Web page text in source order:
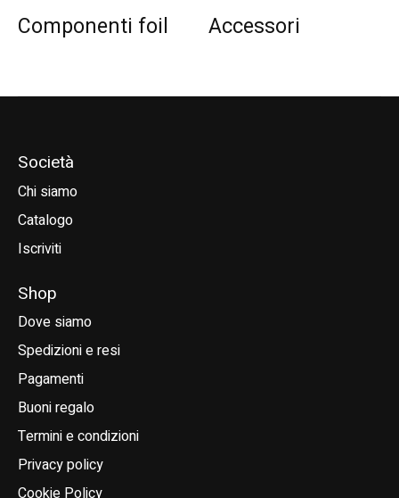
Componenti foil Accessori
Società
Chi siamo
Catalogo
Iscriviti
Shop
Dove siamo
Spedizioni e resi
Pagamenti
Buoni regalo
Termini e condizioni
Privacy policy
Cookie Policy